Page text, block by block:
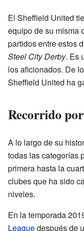
El Sheffield United
equipo de su misma
partidos entre estos
Steel City Derby. Es
los aficionados. De
Sheffield United ha
Recorrido
A lo largo de su
todas las categorías
primera hasta la
clubes que ha sido
niveles.
En la temporada
Leaguedespués de